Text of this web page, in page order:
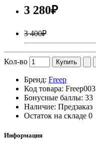
3 280₽
3 400₽
Кол-во Купить
Бренд: Freep
Код товара: Freep003
Бонусные баллы: 33
Наличие: Предзаказ
Остаток на складе 0
Информация